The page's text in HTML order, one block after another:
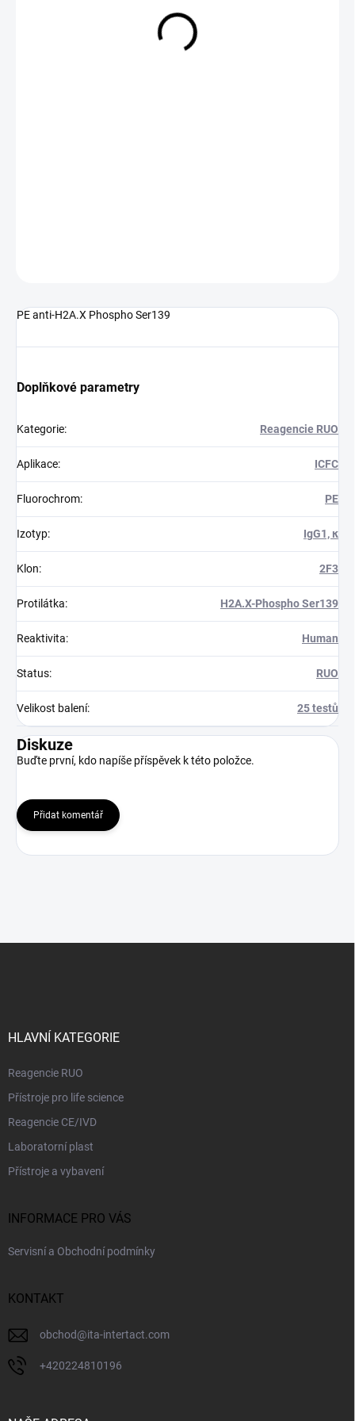
PE anti-H2A.X Phospho Ser139
Doplňkové parametry
Kategorie: Reagencie RUO
Aplikace: ICFC
Fluorochrom: PE
Izotyp: IgG1, κ
Klon: 2F3
Protilátka: H2A.X-Phospho Ser139
Reaktivita: Human
Status: RUO
Velikost balení: 25 testů
Diskuze
Buďte první, kdo napíše příspěvek k této položce.
Přidat komentář
HLAVNÍ KATEGORIE
Reagencie RUO
Přístroje pro life science
Reagencie CE/IVD
Laboratorní plast
Přístroje a vybavení
INFORMACE PRO VÁS
Servisní a Obchodní podmínky
KONTAKT
obchod@ita-intertact.com
+420224810196